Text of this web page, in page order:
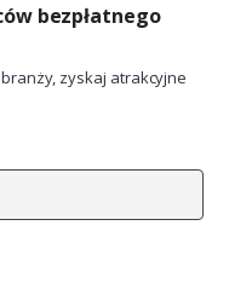
bezpłatnego
zyskaj atrakcyjne